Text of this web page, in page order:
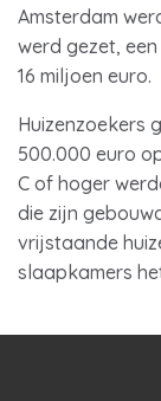
Amsterdam
werd gezet,
16 miljoen euro.
Huizenzoekers
500.000 euro
C of hoger
die zijn
vrijstaande
slaapkamers